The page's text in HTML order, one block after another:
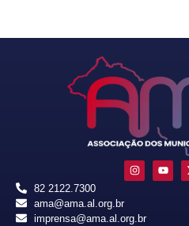
82 2122.7300
ama@ama.al.org.br
imprensa@ama.al.org.br